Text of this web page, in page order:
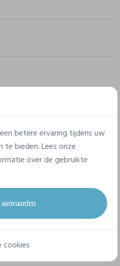
36 maand
betere ervaring tijdens uw
bieden. Lees onze
over de gebruikte
cookies